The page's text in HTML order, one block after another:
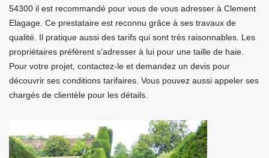
54300 il est recommandé pour vous de vous adresser à Clement
Elagage. Ce prestataire est reconnu grâce à ses travaux de
qualité. Il pratique aussi des tarifs qui sont très raisonnables. Les
propriétaires préfèrent s’adresser à lui pour une taille de haie.
Pour votre projet, contactez-le et demandez un devis pour
découvrir ses conditions tarifaires. Vous pouvez aussi appeler ses
chargés de clientèle pour les détails.